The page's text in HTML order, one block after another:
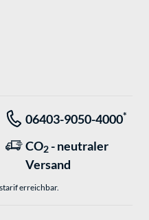
06403-9050-4000*
CO2 - neutraler
Versand
erreichbar.